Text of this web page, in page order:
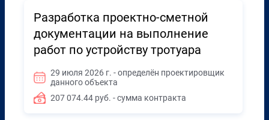
Разработка проектно-сметной
документации на выполнение
работ по устройству тротуара
29 июля 2026 г. - определён проектировщик
данного объекта
207 074.44 руб. - сумма контракта